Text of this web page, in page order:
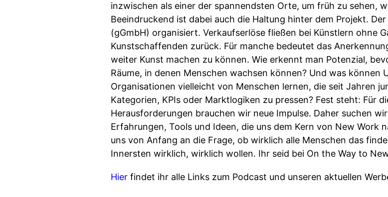
inzwischen als einer der spannendsten Orte, um früh zu sehen,
Beeindruckend ist dabei auch die Haltung hinter dem Projekt.
(gGmbH) organisiert. Verkaufserlöse fließen bei Künstlern ohne
Kunstschaffenden zurück. Für manche bedeutet das
weiter Kunst machen zu können. Wie erkennt man Potenzial,
Räume, in denen Menschen wachsen können? Und was können
Organisationen vielleicht von Menschen lernen, die seit Jahren
Kategorien, KPIs oder Marktlogiken zu pressen? Fest steht: Für
Herausforderungen brauchen wir neue Impulse. Daher suchen
Erfahrungen, Tools und Ideen, die uns dem Kern von New Work
uns von Anfang an die Frage, ob wirklich alle Menschen das
Innersten wirklich, wirklich wollen. Ihr seid bei On the Way to
Hier findet ihr alle Links zum Podcast und unseren aktuellen